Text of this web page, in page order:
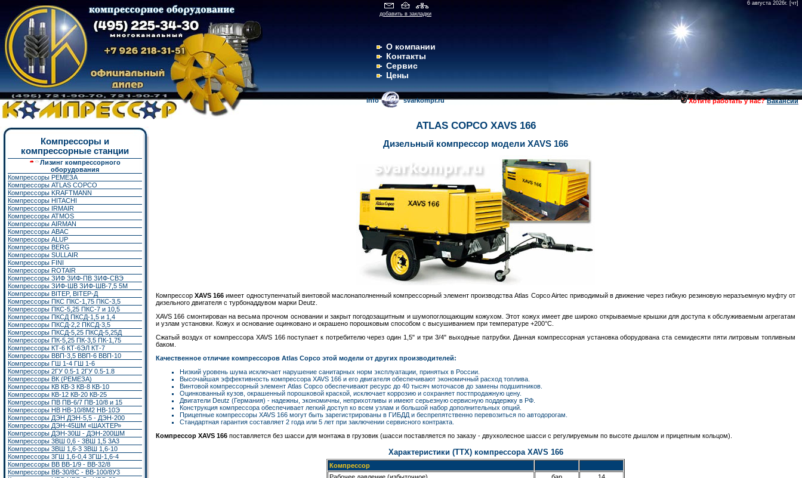
добавить в закладки
О компании
Контакты
Сервис
Цены
info svarkompr.ru
6 августа 2026г. [чт]
Хотите работать у нас? Вакансии
Компрессоры и
компрессорные станции
Лизинг компрессорного
оборудования
Компрессоры РЕМЕЗА
Компрессоры ATLAS COPCO
Компрессоры KRAFTMANN
Компрессоры HITACHI
Компрессоры IRMAIR
Компрессоры ATMOS
Компрессоры AIRMAN
Компрессоры ABAC
Компрессоры ALUP
Компрессоры BERG
Компрессоры SULLAIR
Компрессоры FINI
Компрессоры ROTAIR
Компрессоры ЗИФ ЗИФ-ПВ ЗИФ-СВЭ
Компрессоры ЗИФ-ШВ ЗИФ-ШВ-7,5 5М
Компрессоры BITEP, BITEP-Д
Компрессоры ПКС ПКС-1,75 ПКС-3,5
Компрессоры ПКС-5,25 ПКС-7 и 10,5
Компрессоры ПКСД ПКСД-1,5 и 1,4
Компрессоры ПКСД-2,2 ПКСД-3,5
Компрессоры ПКСД-5,25 ПКСД-5,25Д
Компрессоры ПК-5,25 ПК-3,5 ПК-1,75
Компрессоры КТ-6 КТ-6ЭЛ КТ-7
Компрессоры ВВП-3,5 ВВП-6 ВВП-10
Компрессоры ГШ 1-4 ГШ 1-6
Компрессоры 2ГУ 0.5-1 2ГУ 0.5-1.8
Компрессоры ВК (РЕМЕЗА)
Компрессоры КВ КВ-3 КВ-8 КВ-10
Компрессоры КВ-12 КВ-20 КВ-25
Компрессоры ПВ ПВ-6/7 ПВ-10/8 и 15
Компрессоры НВ НВ-10/8М2 НВ-10Э
Компрессоры ДЭН ДЭН-5,5 - ДЭН-200
Компрессоры ДЭН-45ШМ «ШАХТЕР»
Компрессоры ДЭН-30Ш - ДЭН-200ШМ
Компрессоры 3ВШ 0,6 - 3ВШ 1,5 3А3
Компрессоры 3ВШ 1,6-3 3ВШ 1,6-10
Компрессоры 3ГШ 1,6-0,4 3ГШ-1,6-4
Компрессоры ВВ ВВ-1/9 - ВВ-32/8
Компрессоры ВВ-30/8С - ВВ-100/8У3
ATLAS COPCO XAVS 166
Дизельный компрессор модели XAVS 166
КомпрессорXAVS 166 имеет одноступенчатый винтовой маслонаполненный компрессорный элемент производства Atlas Copco Airtec приводимый в движение через гибкую резиновую неразъемную муфту от
дизельного двигателя с турбонаддувом марки Deutz.
XAVS 166 смонтирован на весьма прочном основании и закрыт погодозащитным и шумопоглощающим кожухом. Этот кожух имеет две широко открываемые крышки для доступа к обслуживаемым агрегатам
и узлам установки. Кожух и основание оцинковано и окрашено порошковым способом с высушиванием при температуре +200°С.
Сжатый воздух от компрессора XAVS 166 поступает к потребителю через один 1,5" и три 3/4" выходные патрубки. Данная компрессорная установка оборудована ста семидесяти пяти литровым топливным
баком.
Качественное отличие компрессоров Atlas Copco этой модели от других производителей:
Низкий уровень шума исключает нарушение санитарных норм эксплуатации, принятых в России.
Высочайшая эффективность компрессора XAVS 166 и его двигателя обеспечивают экономичный расход топлива.
Винтовой компрессорный элемент Atlas Copco обеспечивают ресурс до 40 тысяч моточасов до замены подшипников.
Оцинкованный кузов, окрашенный порошковой краской, исключает коррозию и сохраняет постпродажную цену.
Двигатели Deutz (Германия) - надежны, экономичны, неприхотливы и имеют серьезную сервисную поддержку в РФ.
Конструкция компрессора обеспечивает легкий доступ ко всем узлам и большой набор дополнительных опций.
Прицепные компрессоры XAVS 166 могут быть зарегистрированы в ГИБДД и беспрепятственно перевозиться по автодорогам.
Стандартная гарантия составляет 2 года или 5 лет при заключении сервисного контракта.
Компрессор XAVS 166 поставляется без шасси для монтажа в грузовик (шасси поставляется по заказу - двухколесное шасси с регулируемым по высоте дышлом и прицепным кольцом).
Характеристики (ТТХ) компрессора XAVS 166
Компрессор
Рабочее давление (избыточное)
бар
14